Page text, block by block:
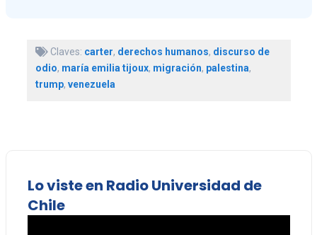
Claves: carter, derechos humanos, discurso de
odio, maría emilia tijoux, migración, palestina,
trump, venezuela
Lo viste en Radio Universidad de
Chile